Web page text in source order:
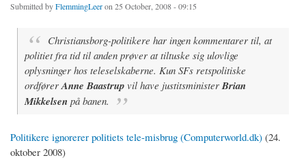
Submitted byFlemmingLeeron 25 October, 2008 - 09:15
Christiansborg-politikere har ingen kommentarer til, at
politiet fra tid til anden prøver at tiltuske sig ulovlige
oplysninger hos teleselskaberne. Kun SFs retspolitiske
ordførerAnne Baastrup vil have justitsministerBrian
Mikkelsen på banen.
Politikere ignorerer politiets tele-misbrug (Computerworld.dk) (24.
oktober 2008)